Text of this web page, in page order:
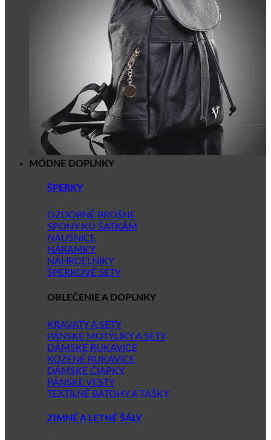
MÓDNE DOPLNKY
ŠPERKY
OZDOBNÉ BROŠNE
SPONY KU ŠATKÁM
NÁUŠNICE
NÁRAMKY
NÁHRDELNÍKY
ŠPERKOVÉ SETY
OBLEČENIE A DOPLNKY
KRAVATY A SETY
PÁNSKE MOTÝLIKY A SETY
DÁMSKE RUKAVICE
KOŽENÉ RUKAVICE
DÁMSKE ČIAPKY
PÁNSKE VESTY
TEXTILNÉ BATOHY A TAŠKY
ZIMNÉ A LETNÉ ŠÁLY